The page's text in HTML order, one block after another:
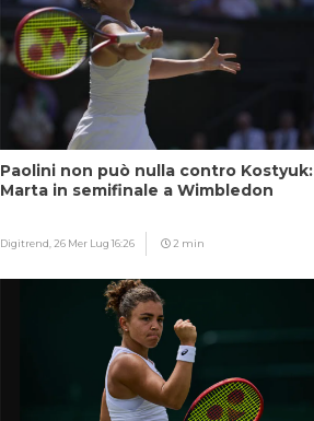
Paolini non può nulla contro Kostyuk:
Marta in semifinale a Wimbledon
Digitrend, 26 Mer Lug 16:26 2 min